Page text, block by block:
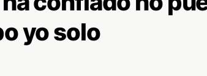
yo solo